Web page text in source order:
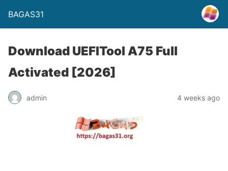
BAGAS31
Download UEFITool A75 Full
Activated [2026]
admin 4 weeks ago